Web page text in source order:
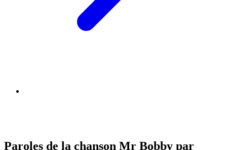
Paroles de la chanson Mr Bobby par